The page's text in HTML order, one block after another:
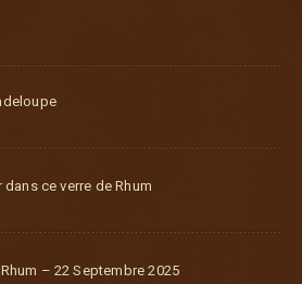
ce verre de Rhum
– 22 Septembre 2025